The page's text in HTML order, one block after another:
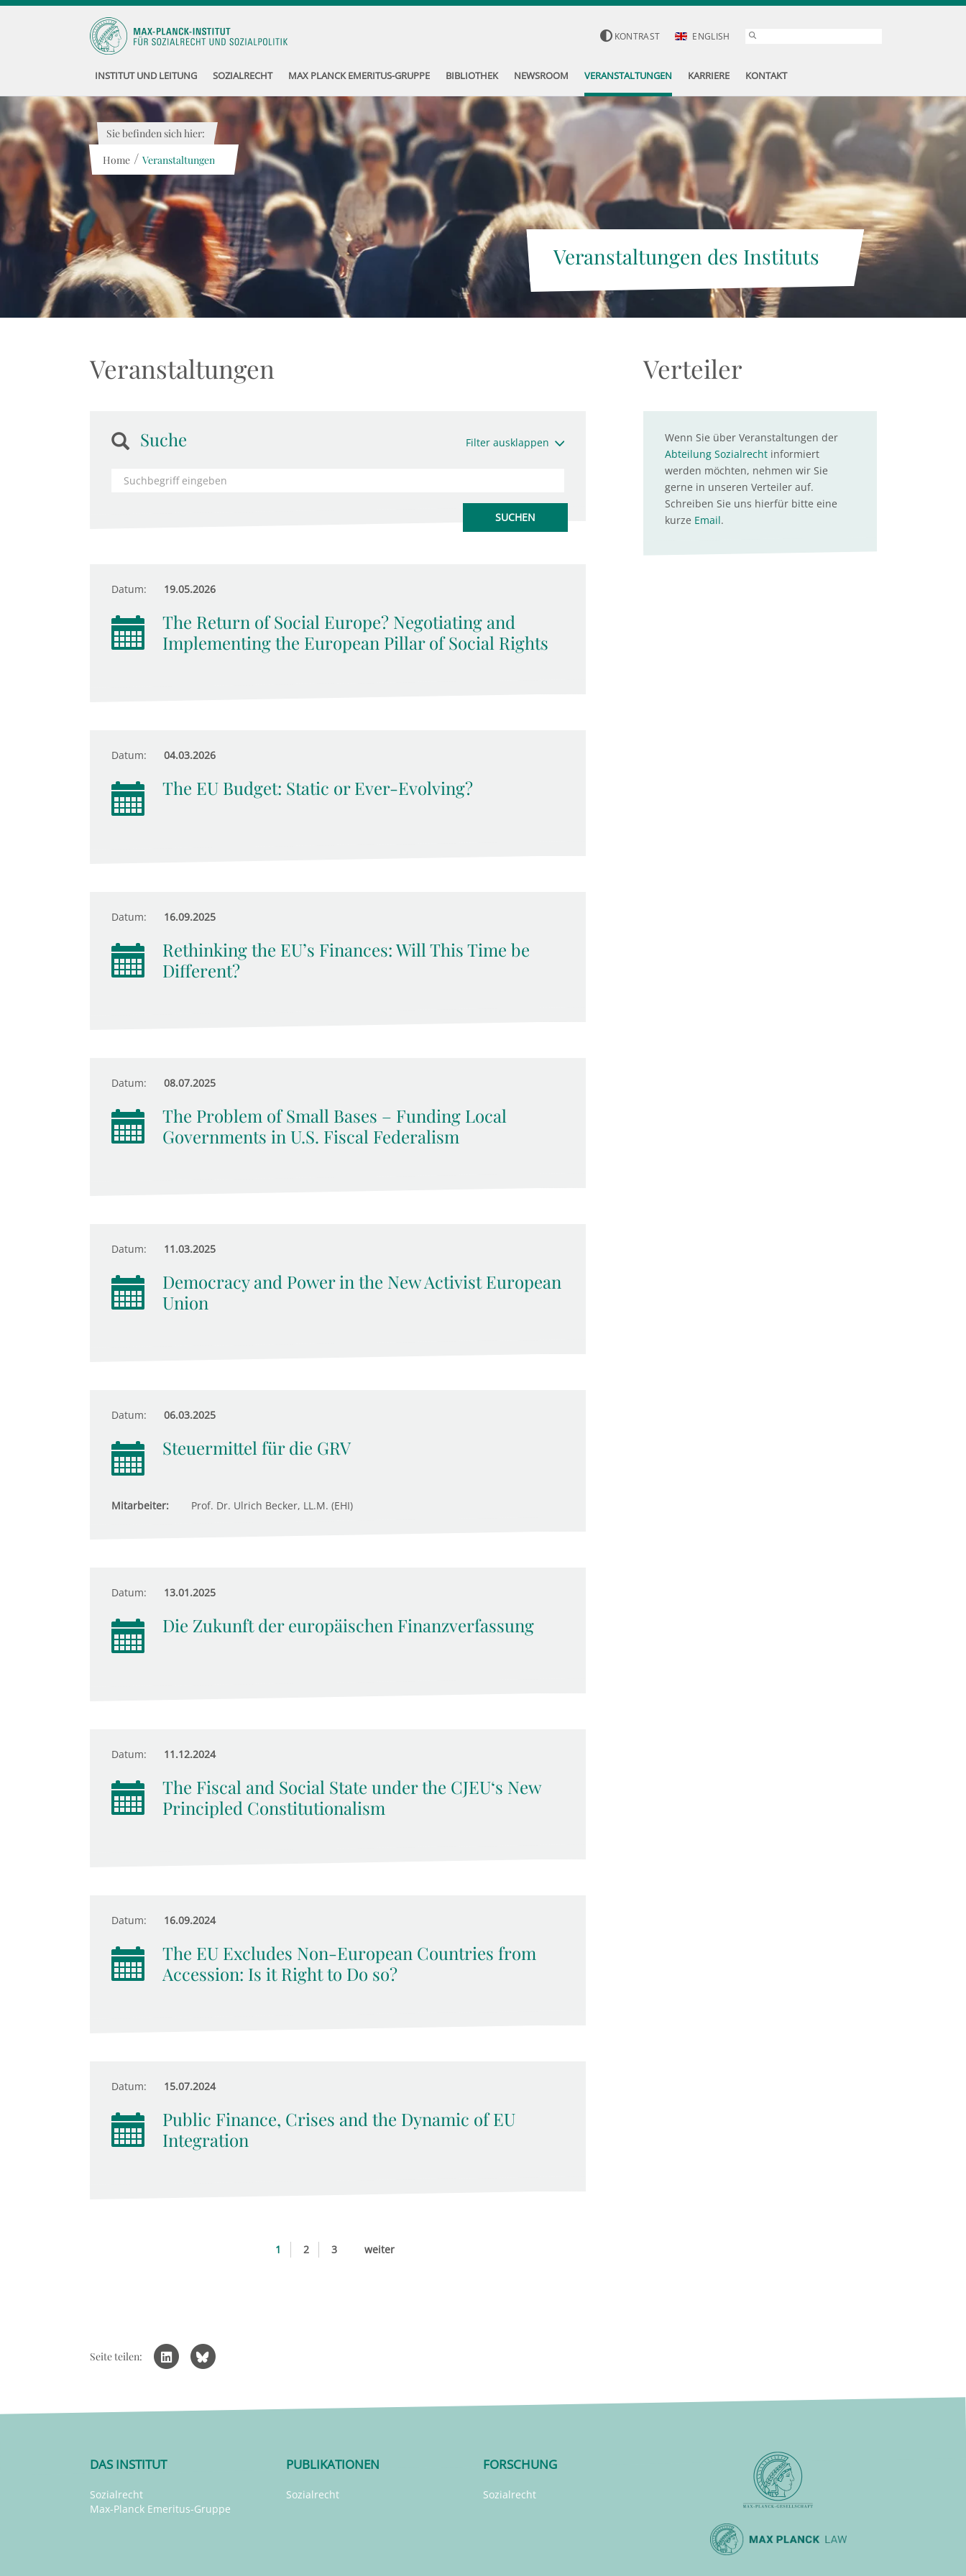
KONTRAST ENGLISH
INSTITUT UND LEITUNG SOZIALRECHT MAX PLANCK EMERITUS-GRUPPE BIBLIOTHEK NEWSROOM VERANSTALTUNGEN KARRIERE KONTAKT
Veranstaltungen des Instituts
Sie befinden sich hier:
Home / Veranstaltungen
Veranstaltungen
Suche Filter ausklappen
Datum: 19.05.2026
The Return of Social Europe? Negotiating and
Implementing the European Pillar of Social Rights
Datum: 04.03.2026
The EU Budget: Static or Ever-Evolving?
Datum: 16.09.2025
Rethinking the EU’s Finances: Will This Time be
Different?
Datum: 08.07.2025
The Problem of Small Bases – Funding Local
Governments in U.S. Fiscal Federalism
Datum: 11.03.2025
Democracy and Power in the New Activist European
Union
Datum: 06.03.2025
Steuermittel für die GRV
Mitarbeiter: Prof. Dr. Ulrich Becker, LL.M. (EHI)
Datum: 13.01.2025
Die Zukunft der europäischen Finanzverfassung
Datum: 11.12.2024
The Fiscal and Social State under the CJEU‘s New
Principled Constitutionalism
Datum: 16.09.2024
The EU Excludes Non-European Countries from
Accession: Is it Right to Do so?
Datum: 15.07.2024
Public Finance, Crises and the Dynamic of EU
Integration
1 2 3 weiter
Verteiler
Wenn Sie über Veranstaltungen der
Abteilung Sozialrechtinformiert
werden möchten, nehmen wir Sie
gerne in unseren Verteiler auf.
Schreiben Sie uns hierfür bitte eine
kurze Email.
Seite teilen:
DAS INSTITUT
Sozialrecht
Max-Planck Emeritus-Gruppe
PUBLIKATIONEN
Sozialrecht
FORSCHUNG
Sozialrecht